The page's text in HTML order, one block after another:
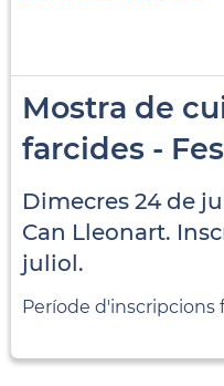
Mostra de
farcides -
Dimecres 24 de
Can Lleonart.
juliol.
Període d'inscripcions